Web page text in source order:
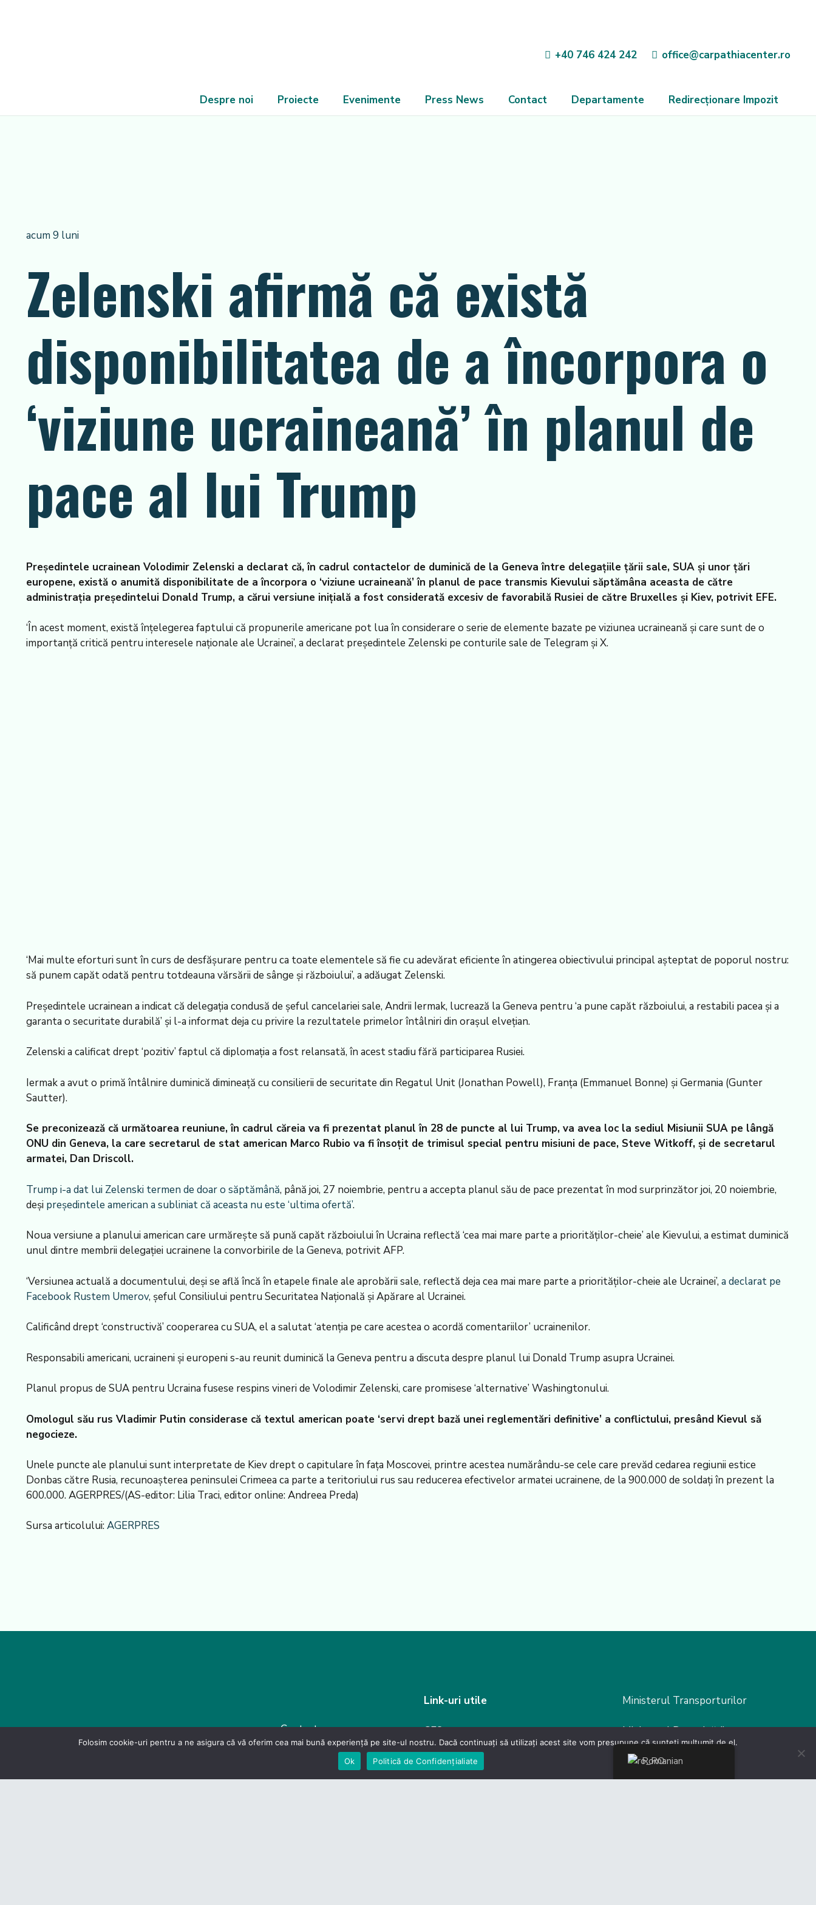
+40 746 424 242 office@carpathiacenter.ro
Despre noi Proiecte Evenimente Press News Contact Departamente Redirecționare Impozit
acum 9 luni
Zelenski afirmă că există
disponibilitatea de a încorpora o
‘viziune ucraineană’ în planul de
pace al lui Trump
Președintele ucrainean Volodimir Zelenski a declarat că, în cadrul contactelor de duminică de la Geneva între delegațiile țării sale, SUA și unor țări
europene, există o anumită disponibilitate de a încorpora o ‘viziune ucraineană’ în planul de pace transmis Kievului săptămâna aceasta de către
administrația președintelui Donald Trump, a cărui versiune inițială a fost considerată excesiv de favorabilă Rusiei de către Bruxelles și Kiev, potrivit EFE.
‘În acest moment, există înțelegerea faptului că propunerile americane pot lua în considerare o serie de elemente bazate pe viziunea ucraineană și care sunt de o
importanță critică pentru interesele naționale ale Ucrainei’, a declarat președintele Zelenski pe conturile sale de Telegram și X.
‘Mai multe eforturi sunt în curs de desfășurare pentru ca toate elementele să fie cu adevărat eficiente în atingerea obiectivului principal așteptat de poporul nostru:
să punem capăt odată pentru totdeauna vărsării de sânge și războiului’, a adăugat Zelenski.
Președintele ucrainean a indicat că delegația condusă de șeful cancelariei sale, Andrii Iermak, lucrează la Geneva pentru ‘a pune capăt războiului, a restabili pacea și a
garanta o securitate durabilă’ și l-a informat deja cu privire la rezultatele primelor întâlniri din orașul elvețian.
Zelenski a calificat drept ‘pozitiv’ faptul că diplomația a fost relansată, în acest stadiu fără participarea Rusiei.
Iermak a avut o primă întâlnire duminică dimineață cu consilierii de securitate din Regatul Unit (Jonathan Powell), Franța (Emmanuel Bonne) și Germania (Gunter
Sautter).
Se preconizează că următoarea reuniune, în cadrul căreia va fi prezentat planul în 28 de puncte al lui Trump, va avea loc la sediul Misiunii SUA pe lângă
ONU din Geneva, la care secretarul de stat american Marco Rubio va fi însoțit de trimisul special pentru misiuni de pace, Steve Witkoff, și de secretarul
armatei, Dan Driscoll.
Trump i-a dat lui Zelenski termen de doar o săptămână, până joi, 27 noiembrie, pentru a accepta planul său de pace prezentat în mod surprinzător joi, 20 noiembrie,
deși președintele american a subliniat că aceasta nu este ‘ultima ofertă’.
Noua versiune a planului american care urmărește să pună capăt războiului în Ucraina reflectă ‘cea mai mare parte a priorităților-cheie’ ale Kievului, a estimat duminică
unul dintre membrii delegației ucrainene la convorbirile de la Geneva, potrivit AFP.
‘Versiunea actuală a documentului, deși se află încă în etapele finale ale aprobării sale, reflectă deja cea mai mare parte a priorităților-cheie ale Ucrainei’, a declarat pe
Facebook Rustem Umerov, șeful Consiliului pentru Securitatea Națională și Apărare al Ucrainei.
Calificând drept ‘constructivă’ cooperarea cu SUA, el a salutat ‘atenția pe care acestea o acordă comentariilor’ ucrainenilor.
Responsabili americani, ucraineni și europeni s-au reunit duminică la Geneva pentru a discuta despre planul lui Donald Trump asupra Ucrainei.
Planul propus de SUA pentru Ucraina fusese respins vineri de Volodimir Zelenski, care promisese ‘alternative’ Washingtonului.
Omologul său rus Vladimir Putin considerase că textul american poate ‘servi drept bază unei reglementări definitive’ a conflictului, presând Kievul să
negocieze.
Unele puncte ale planului sunt interpretate de Kiev drept o capitulare în fața Moscovei, printre acestea numărându-se cele care prevăd cedarea regiunii estice
Donbas către Rusia, recunoașterea peninsulei Crimeea ca parte a teritoriului rus sau reducerea efectivelor armatei ucrainene, de la 900.000 de soldați în prezent la
600.000. AGERPRES/(AS-editor: Lilia Traci, editor online: Andreea Preda)
Sursa articolului:AGERPRES
Contact
Politică de Confidențialitate
Devino membru
Link-uri utile
CES
Guvernul României
Ministerul Transporturilor
Ministerul Dezvoltării
MInisterul FInanțelor
Romanian
Folosim cookie-uri pentru a ne asigura că vă oferim cea mai bună experiență pe site-ul nostru. Dacă continuați să utilizați acest site vom presupune că sunteți mulțumit de el.
Ok
Politică de Confidențialiate